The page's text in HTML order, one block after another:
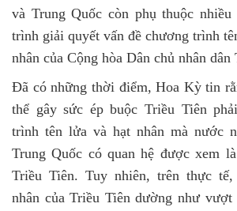
và Trung Quốc còn phụ thuộc nhiều
trình giải quyết vấn đề chương trình
nhân của Cộng hòa Dân chủ nhân dân
Đã có những thời điểm, Hoa Kỳ tin
thể gây sức ép buộc Triều Tiên
trình tên lửa và hạt nhân mà nước
Trung Quốc có quan hệ được xem
Triều Tiên. Tuy nhiên, trên thực
nhân của Triều Tiên dường như